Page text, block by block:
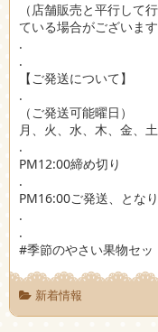
（店舗販売と平行して
ている場合がございま
.
.
【ご発送について】
.
（ご発送可能曜日）
月、火、水、木、金、
.
PM12:00締め切り
.
PM16:00ご発送、とな
.
.
#季節のやさい果物セッ
新着情報